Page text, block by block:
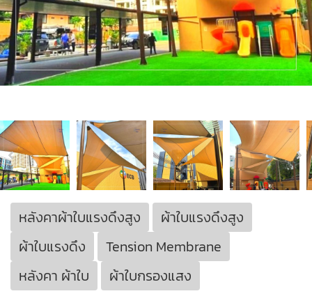
หลังคาผ้าใบแรงดึงสูง
ผ้าใบแรงดึงสูง
ผ้าใบแรงดึง
Tension Membrane
หลังคา ผ้าใบ
ผ้าใบกรองแสง